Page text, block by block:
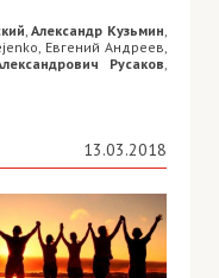
, Александр Кузьмин,
, Евгений Андреев,
Русаков,
13.03.2018